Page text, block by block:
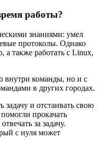
работы?
знаниями: умел
протоколы. Однако
а также работать с Linux,
внутри команды, но и с
в других городах.
задачу и отстаивать свою
прокачать
за задачу.
с нуля может